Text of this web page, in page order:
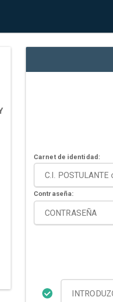
Carnet de identidad:
Contraseña: